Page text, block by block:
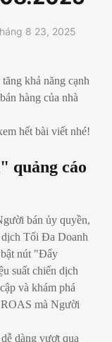
8 23, 2025
khả năng cạnh
hàng của nhà
hết bài viết nhé!
quảng cáo
bán ủy quyền,
dịch Tối Đa Doanh
nút "Đẩy
suất chiến dịch
và khám phá
mà Người
dàng vượt qua